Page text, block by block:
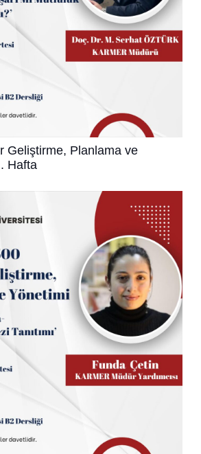
Geliştirme, Planlama ve
Hafta